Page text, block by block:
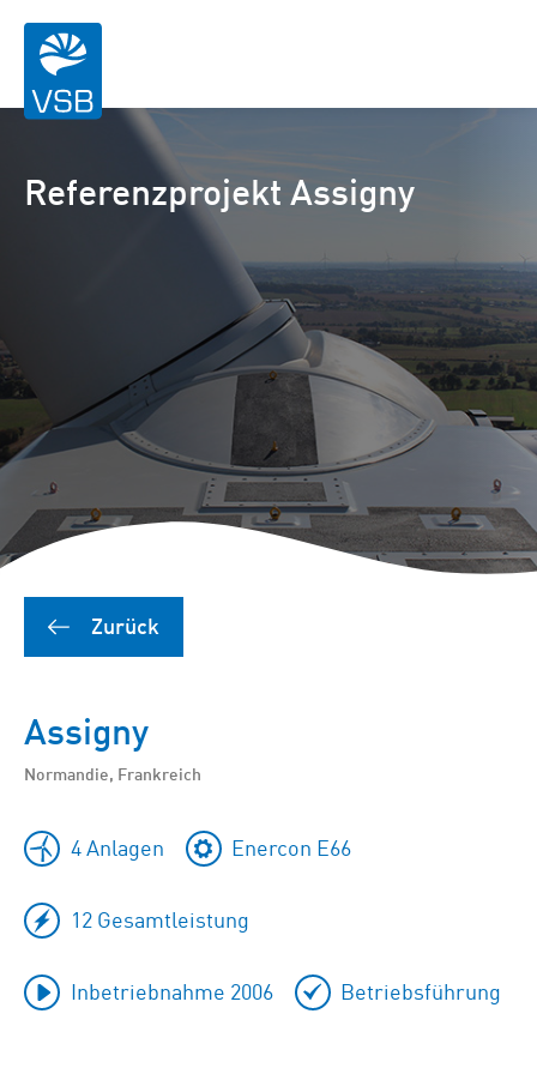
Referenzprojekt Assigny
Zurück
Assigny
Normandie, Frankreich
4 Anlagen Enercon E66
12 Gesamtleistung
Inbetriebnahme 2006 Betriebsführung